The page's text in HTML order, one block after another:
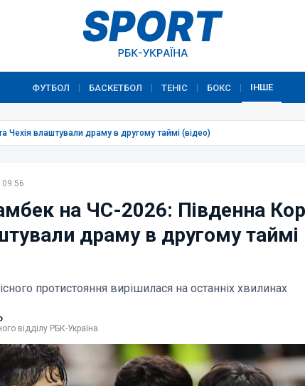
ФУТБОЛ БАСКЕТБОЛ ТЕНІС БОКС ІНШЕ
влаштували драму в другому таймі (відео)
09:56
на ЧС-2026: Південна
драму в другому таймі
протистояння вирішилася на останніх хвилинах
відділу РБК-Україна